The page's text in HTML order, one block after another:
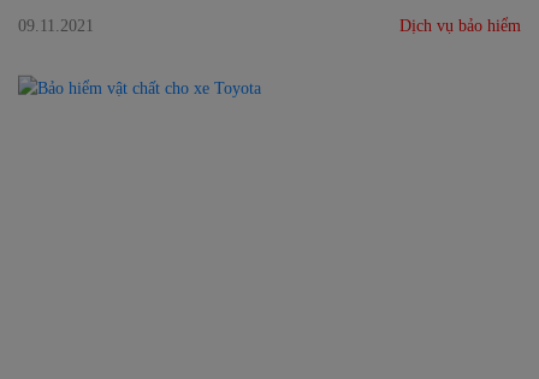
hàng nữ.
09.11.2021 Dịch vụ bảo hiểm